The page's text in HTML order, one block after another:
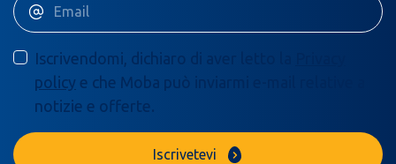
Iscrivendomi, dichiaro di aver letto la
policy e che Moba può inviarmi e-mail relative a
notizie e offerte.
Iscrivetevi